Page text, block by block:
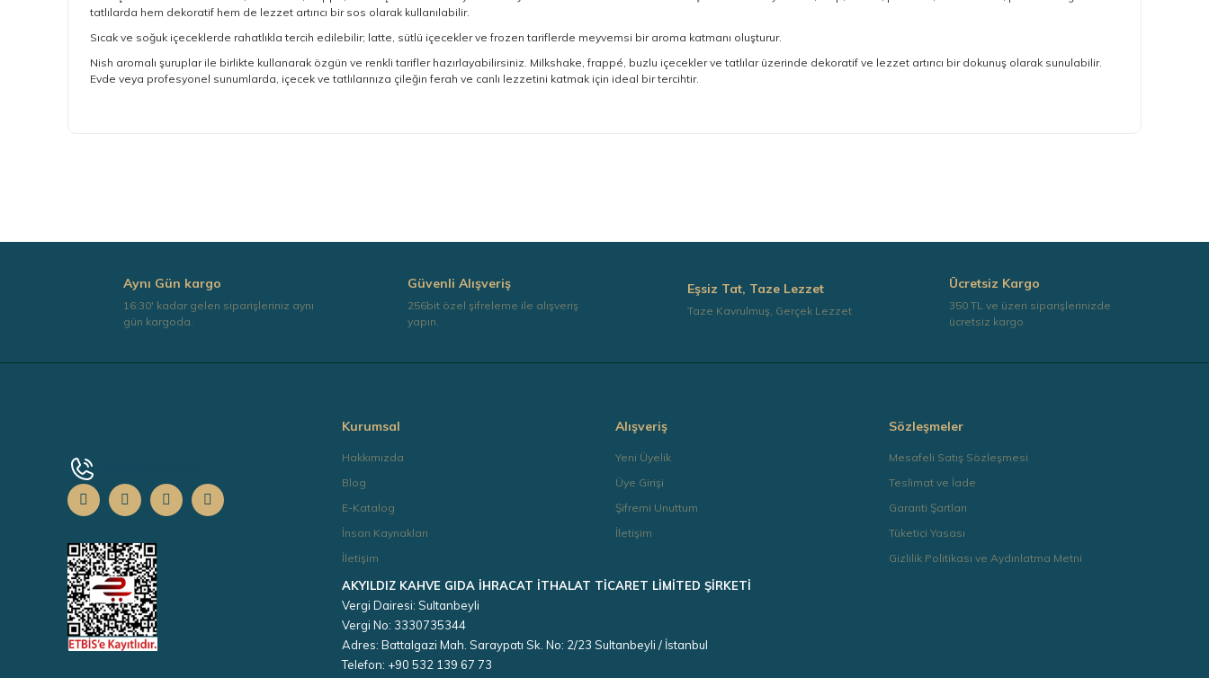
tatlılarda hem dekoratif hem de lezzet artırıcı bir sos olarak kullanılabilir.
Sıcak ve soğuk içeceklerde rahatlıkla tercih edilebilir; latte, sütlü içecekler ve frozen tariflerde meyvemsi bir aroma katmanı oluşturur.
Nish aromalı şuruplar ile birlikte kullanarak özgün ve renkli tarifler hazırlayabilirsiniz. Milkshake, frappé, buzlu içecekler ve tatlılar üzerinde dekoratif ve lezzet artırıcı bir dokunuş olarak sunulabilir.
Evde veya profesyonel sunumlarda, içecek ve tatlılarınıza çileğin ferah ve canlı lezzetini katmak için ideal bir tercihtir.
Ürün bilgilerinde hatalar bulunuyor.
Aynı Gün kargo
16:30' kadar gelen siparişleriniz aynı
gün kargoda.
Güvenli Alışveriş
256bit özel şifreleme ile alışveriş
yapın.
Eşsiz Tat, Taze Lezzet
Taze Kavrulmuş, Gerçek Lezzet
Ücretsiz Kargo
350 TL ve üzeri siparişlerinizde
ücretsiz kargo
Kurumsal
Hakkımızda
Blog
E-Katalog
İnsan Kaynakları
İletişim
Alışveriş
Yeni Üyelik
Üye Girişi
Şifremi Unuttum
İletişim
Sözleşmeler
Mesafeli Satış Sözleşmesi
Teslimat ve İade
Garanti Şartları
Tüketici Yasası
Gizlilik Politikası ve Aydınlatma Metni
AKYILDIZ KAHVE GIDA İHRACAT İTHALAT TİCARET LİMİTED ŞİRKETİ
Vergi Dairesi: Sultanbeyli
Vergi No: 3330735344
Adres: Battalgazi Mah. Saraypatı Sk. No: 2/23 Sultanbeyli / İstanbul
Telefon: +90 532 139 67 73